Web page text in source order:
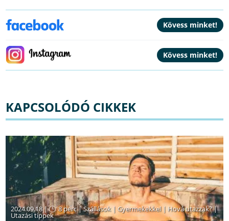
KAPCSOLÓDÓ CIKKEK
2024.09.18 | 8 perc|Szállások| Gyermekekkel| Hová utazzak?|
Utazási tippek